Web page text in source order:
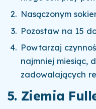
Nasączonym
Pozostaw na 15
Powtarzaj
najmniej miesiąc,
zadowalających
5. Ziemia